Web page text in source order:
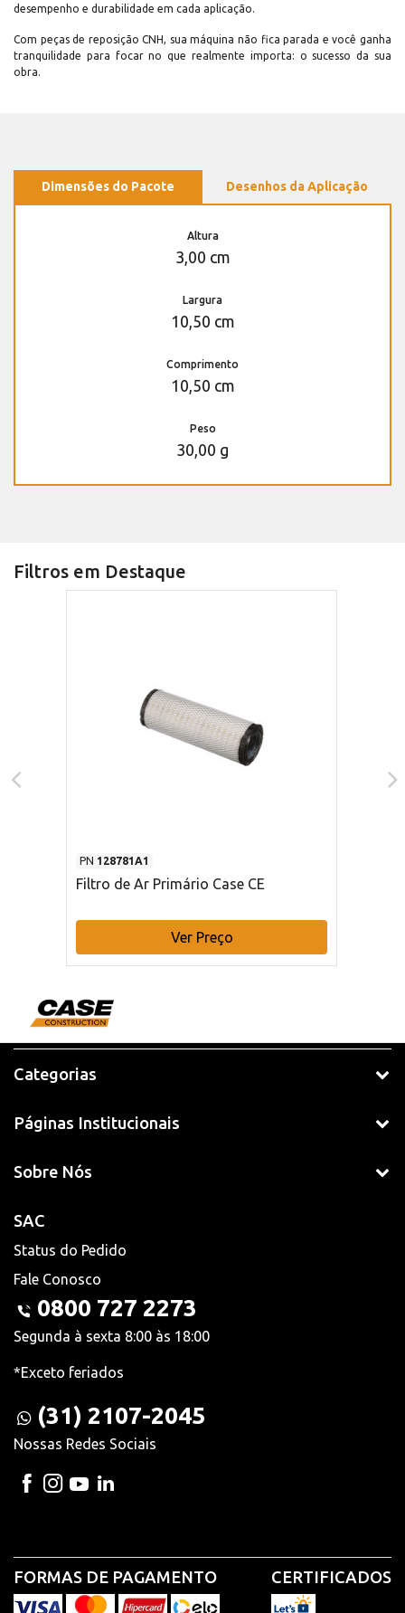
desempenho e durabilidade em cada aplicação.
Com peças de reposição CNH, sua máquina não fica parada e você ganha
tranquilidade para focar no que realmente importa: o sucesso da sua
obra.
Dimensões do Pacote Desenhos da Aplicação
Altura
3,00 cm
Largura
10,50 cm
Comprimento
10,50 cm
Peso
30,00 g
Filtros em Destaque
PN 128781A1
Filtro de Ar Primário Case CE
Ver Preço
Categorias
Páginas Institucionais
Sobre Nós
SAC
Status do Pedido
Fale Conosco
0800 727 2273
Segunda à sexta 8:00 às 18:00
*Exceto feriados
(31) 2107-2045
Nossas Redes Sociais
FORMAS DE PAGAMENTO CERTIFICADOS